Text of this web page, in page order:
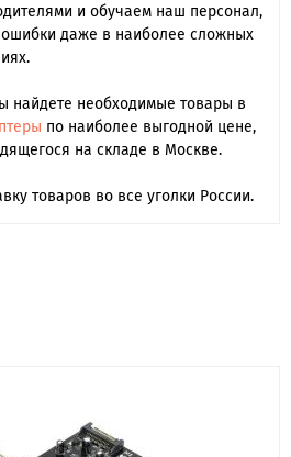
и обучаем наш персонал,
даже в наиболее сложных
найдете необходимые товары в
по наиболее выгодной цене,
на складе в Москве.
товаров во все уголки России.